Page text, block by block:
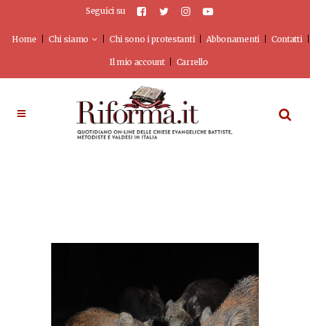
Seguici su
Home Chi siamo Chi sono i protestanti Abbonamenti Contatti
Il mio account Carrello